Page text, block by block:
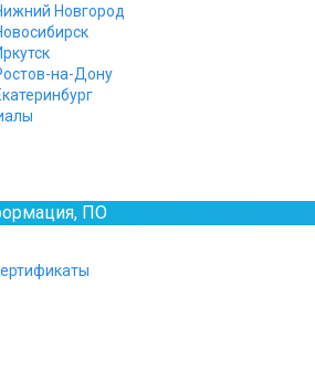
Новгород
на-Дону
ПО
Дополнительно оснащено
Встроенный SWITCH и
Для подключения внешней IP-
Прием вызова от пульта управления